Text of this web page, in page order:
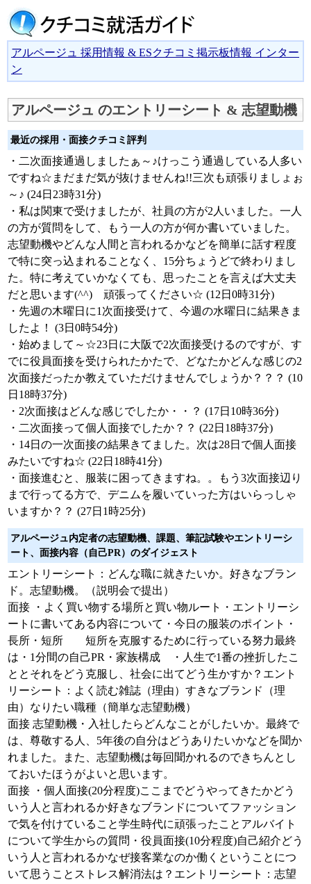
アルページュ 採用情報 & ESクチコミ掲示板情報 インター
ン
アルページュ のエントリーシート & 志望動機
最近の採用・面接クチコミ評判
・二次面接通過しましたぁ～♪けっこう通過している人多い
ですね☆まだまだ気が抜けませんね!!三次も頑張りましょぉ
～♪ (24日23時31分)
・私は関東で受けましたが、社員の方が2人いました。一人
の方が質問をして、もう一人の方が何か書いていました。
志望動機やどんな人間と言われるかなどを簡単に話す程度
で特に突っ込まれることなく、15分ちょうどで終わりまし
た。特に考えていかなくても、思ったことを言えば大丈夫
だと思います(^^) 頑張ってください☆ (12日0時31分)
・先週の木曜日に1次面接受けて、今週の水曜日に結果きま
したよ！ (3日0時54分)
・始めまして～☆23日に大阪で2次面接受けるのですが、す
でに役員面接を受けられたかたで、どなたかどんな感じの2
次面接だったか教えていただけませんでしょうか？？？ (10
日18時37分)
・2次面接はどんな感じでしたか・・？ (17日10時36分)
・二次面接って個人面接でしたか？？ (22日18時37分)
・14日の一次面接の結果きてました。次は28日で個人面接
みたいですね☆ (22日18時41分)
・面接進むと、服装に困ってきますね。。もう3次面接辺り
まで行ってる方で、デニムを履いていった方はいらっしゃ
いますか？？ (27日1時25分)
アルページュ内定者の志望動機、課題、筆記試験やエントリーシ
ート、面接内容（自己PR）のダイジェスト
エントリーシート：どんな職に就きたいか。好きなブラン
ド。志望動機。（説明会で提出）
面接 ・よく買い物する場所と買い物ルート・エントリーシ
ートに書いてある内容について・今日の服装のポイント・
長所・短所 短所を克服するために行っている努力最終
は・1分間の自己PR・家族構成 ・人生で1番の挫折したこ
ととそれをどう克服し、社会に出てどう生かすか？エント
リーシート：よく読む雑誌（理由）すきなブランド（理
由）なりたい職種（簡単な志望動機）
面接 志望動機・入社したらどんなことがしたいか。最終で
は、尊敬する人、5年後の自分はどうありたいかなどを聞か
れました。また、志望動機は毎回聞かれるのできちんとし
ておいたほうがよいと思います。
面接 ・個人面接(20分程度)ここまでどうやってきたかどう
いう人と言われるか好きなブランドについてファッション
で気を付けていること学生時代に頑張ったことアルバイト
について学生からの質問・役員面接(10分程度)自己紹介どう
いう人と言われるかなぜ接客業なのか働くということにつ
いて思うことストレス解消法は？エントリーシート：志望